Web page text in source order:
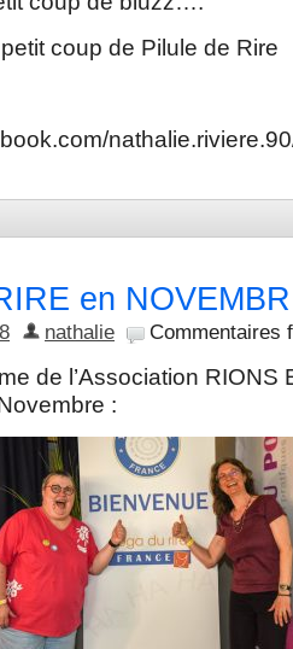
coup de Pilule de Rire
en
nathalie Commentaires
de l’Association RIONS
: